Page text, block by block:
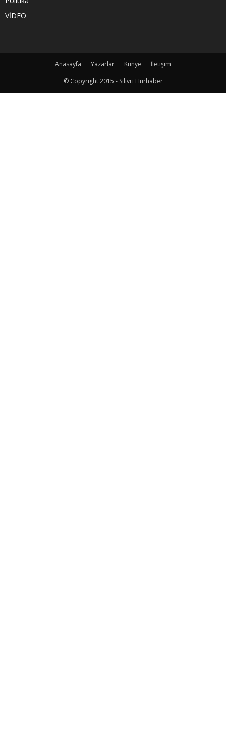
VİDEO
Anasayfa Yazarlar Künye
İletişim
© Copyright 2015 - Silivri Hürhaber